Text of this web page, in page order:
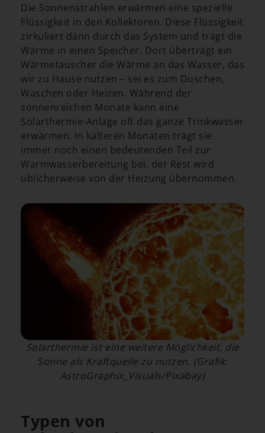
Die Sonnenstrahlen erwärmen eine spezielle
Flüssigkeit in den Kollektoren. Diese Flüssigkeit
zirkuliert dann durch das System und trägt die
Wärme in einen Speicher. Dort überträgt ein
Wärmetauscher die Wärme an das Wasser, das
wir zu Hause nutzen – sei es zum Duschen,
Waschen oder Heizen. Während der
sonnenreichen Monate kann eine
Solarthermie-Anlage oft das ganze Trinkwasser
erwärmen. In kälteren Monaten trägt sie
immer noch einen bedeutenden Teil zur
Warmwasserbereitung bei, der Rest wird
üblicherweise von der Heizung übernommen.
Solarthermie ist eine weitere Möglichkeit, die
Sonne als Kraftquelle zu nutzen. (Grafik:
AstroGraphix_Visuals/Pixabay)
Typen von